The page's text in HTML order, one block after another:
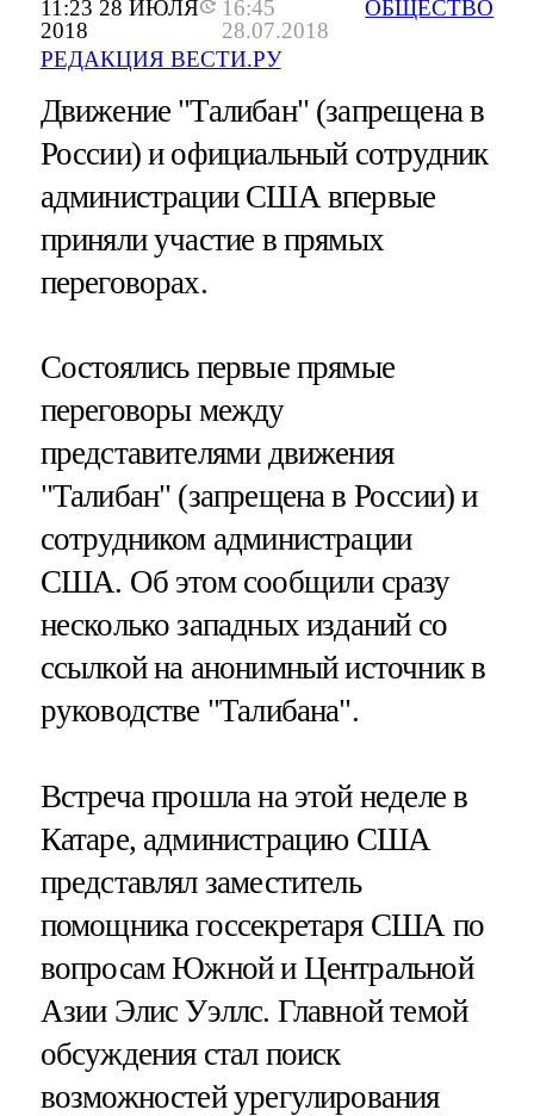
11:23 28 ИЮЛЯ
2018
16:45
28.07.2018
РЕДАКЦИЯ ВЕСТИ.РУ
ОБЩЕСТВО
Движение "Талибан" (запрещена в
России) и официальный сотрудник
администрации США впервые
приняли участие в прямых
переговорах.
Состоялись первые прямые
переговоры между
представителями движения
"Талибан" (запрещена в России) и
сотрудником администрации
США. Об этом сообщили сразу
несколько западных изданий со
ссылкой на анонимный источник в
руководстве "Талибана".
Встреча прошла на этой неделе в
Катаре, администрацию США
представлял заместитель
помощника госсекретаря США по
вопросам Южной и Центральной
Азии Элис Уэллс. Главной темой
обсуждения стал поиск
возможностей урегулирования